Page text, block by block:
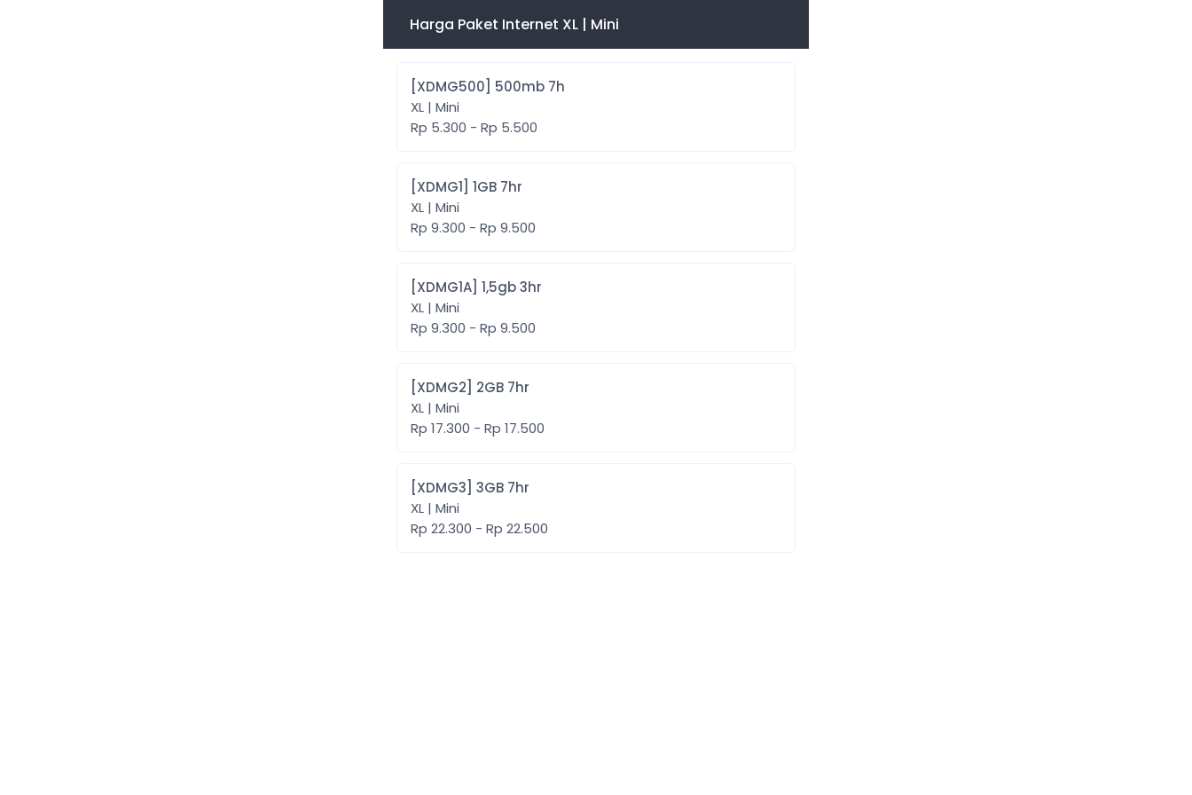
Harga Paket Internet XL | Mini
[XDMG500] 500mb 7h
XL | Mini
Rp 5.300 - Rp 5.500
[XDMG1] 1GB 7hr
XL | Mini
Rp 9.300 - Rp 9.500
[XDMG1A] 1,5gb 3hr
XL | Mini
Rp 9.300 - Rp 9.500
[XDMG2] 2GB 7hr
XL | Mini
Rp 17.300 - Rp 17.500
[XDMG3] 3GB 7hr
XL | Mini
Rp 22.300 - Rp 22.500